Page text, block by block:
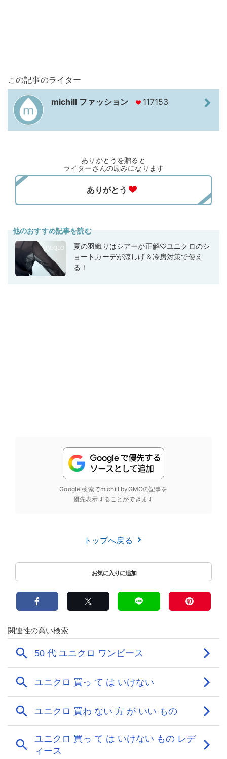
この記事のライター
michill ファッション 117153
ありがとうを贈ると
ライターさんの励みになります
他のおすすめ記事を読む
夏の羽織りはシアーが正解♡ユニクロのシ
ョートカーデが涼しげ＆冷房対策で使え
る！
Google 検索でmichill byGMOの記事を
優先表示することができます
トップへ戻る